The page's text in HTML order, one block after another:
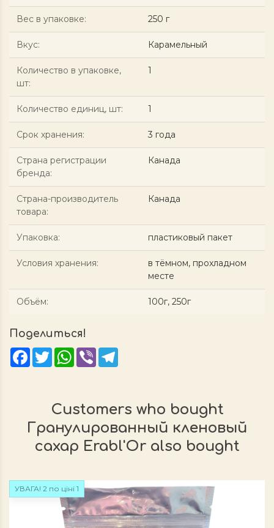
Вес в упаковке: 250 г
Вкус: Карамельный
Количество в упаковке,
шт:
1
Количество единиц, шт: 1
Срок хранения: 3 года
Страна регистрации
бренда:
Канада
Страна-производитель
товара:
Канада
Упаковка: пластиковый пакет
Условия хранения:
в тёмном, прохладном
месте
Объём: 100г, 250г
Поделиться!
Facebook
TwitterWhatsApp
Viber
Customers who bought
Гранулированный кленовый
сахар Erabl'Or also bought
УВАГА! 2 по ціні 1